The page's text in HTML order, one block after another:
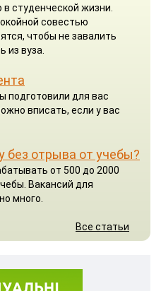
студенческой жизни.
совестью
чтобы не завалить
из вуза.
подготовили для вас
вписать, если у вас
без отрыва от учебы?
от 500 до 2000
Вакансий для
много.
Все статьи